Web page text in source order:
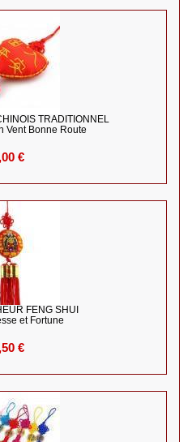
TRADITIONNEL
Vent Bonne Route
€
FENG SHUI
et Fortune
€